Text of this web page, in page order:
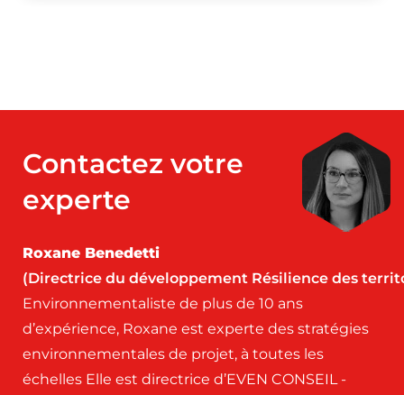
Contactez votre
experte
Roxane Benedetti
(Directrice du développement Résilience des
Environnementaliste de plus de 10 ans
d’expérience, Roxane est experte des stratégies
environnementales de projet, à toutes les
échelles Elle est directrice d’EVEN CONSEIL -